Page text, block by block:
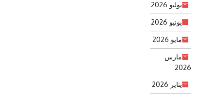
يوليو 2026
يونيو 2026
مايو 2026
مارس
2026
يناير 2026